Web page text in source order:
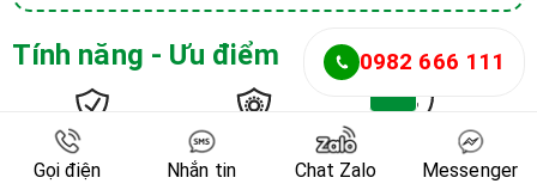
Tính năng - Ưu điểm
AN TOÀN CÁCH NHIỆT CHỐNG THẤM
Gọi điện Nhắn tin Chat Zalo Messenger
0982 666 111